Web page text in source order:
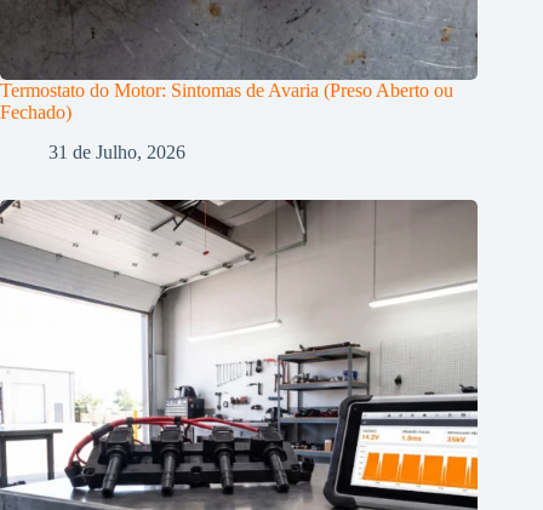
Termostato do Motor: Sintomas de Avaria (Preso Aberto ou
Fechado)
31 de Julho, 2026